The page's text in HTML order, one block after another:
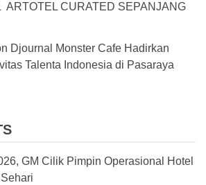
ARTOTEL CURATED SEPANJANG
Djournal Monster Cafe Hadirkan
Talenta Indonesia di Pasaraya
GM Cilik Pimpin Operasional Hotel